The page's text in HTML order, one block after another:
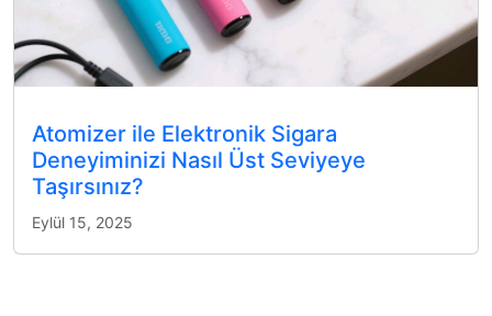
Atomizer ile Elektronik Sigara
Deneyiminizi Nasıl Üst Seviyeye
Taşırsınız?
Eylül 15, 2025